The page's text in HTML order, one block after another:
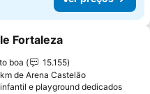
aos favoritos
Fortaleza
boa
15.155
de Arena Castelão
e playground dedicados